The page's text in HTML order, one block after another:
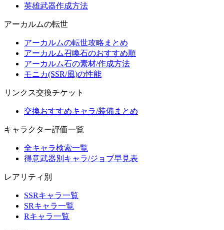
英雄武器作成方法
アーカルムの転世
アーカルムの転世攻略まとめ
アーカルム召喚石のおすすめ順
アーカルム石の素材/作成方法
モニカ(SSR/風)の性能
リンクス交換チケット
交換おすすめキャラ/装備まとめ
キャラクター評価一覧
全キャラ検索一覧
得意武器別キャラ/ジョブ早見表
レアリティ別
SSRキャラ一覧
SRキャラ一覧
Rキャラ一覧